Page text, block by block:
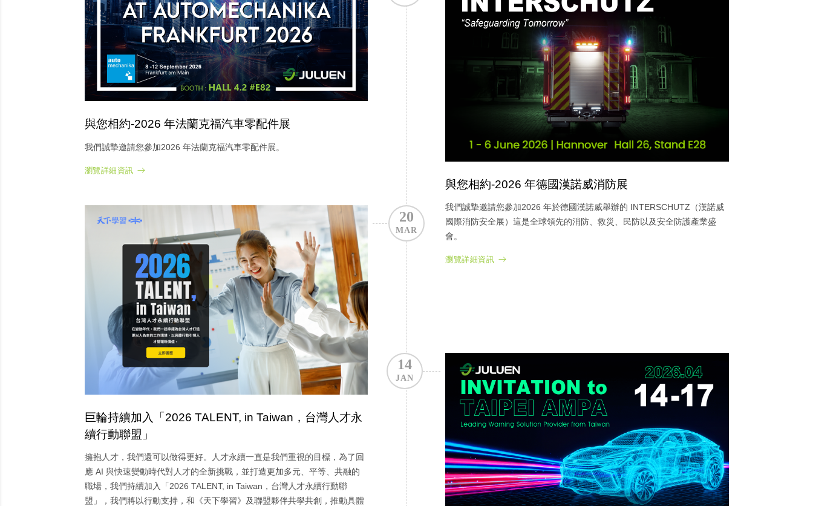
與您相約-2026 年法蘭克福汽車零配件展
我們誠摯邀請您參加2026 年法蘭克福汽車零配件展。
瀏覽詳細資訊
與您相約-2026 年德國漢諾威消防展
我們誠摯邀請您參加2026 年於德國漢諾威舉辦的 INTERSCHUTZ（漢諾威
國際消防安全展）這是全球領先的消防、救災、民防以及安全防護產業盛
會。
瀏覽詳細資訊
20
MAR
巨輪持續加入「2026 TALENT, in Taiwan，台灣人才永
續行動聯盟」
擁抱人才，我們還可以做得更好。人才永續一直是我們重視的目標，為了回
應 AI 與快速變動時代對人才的全新挑戰，並打造更加多元、平等、共融的
職場，我們持續加入「2026 TALENT, in Taiwan，台灣人才永續行動聯
盟」，我們將以行動支持，和《天下學習》及聯盟夥伴共學共創，推動具體
14
JAN